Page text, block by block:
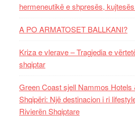
hermeneutikë e shpresës,
A PO ARMATOSET BALLKANI?
Kriza e vlerave – Tragjedia e
shqiptar
Green Coast sjell Nammos Hotels
Shqipëri: Një destinacion i ri
Rivierën Shqiptare